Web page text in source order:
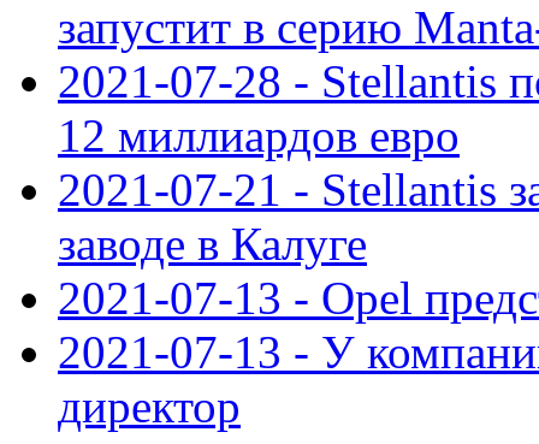
запустит в серию
2021-07-28 - Stellantis
12 миллиардов евро
2021-07-21 - Stellantis
заводе в Калуге
2021-07-13 - Opel
2021-07-13 - У
директор